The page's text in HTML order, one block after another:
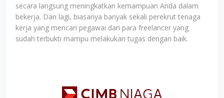
secara langsung meningkatkan kemampuan Anda dalam
bekerja. Dan lagi, biasanya banyak sekali perekrut tenaga
kerja yang mencari pegawai dari para freelancer yang
sudah terbukti mampu melakukan tugas dengan baik.